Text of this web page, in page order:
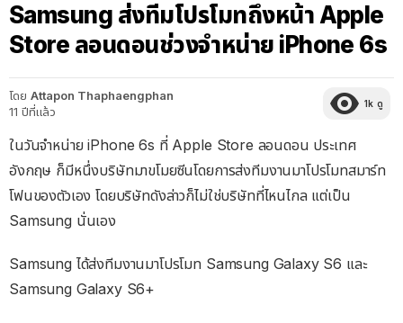
Samsung ส่งทีมโปรโมทถึงหน้า Apple
Store ลอนดอนช่วงจำหน่าย iPhone 6s
โดย Attapon Thaphaengphan
11 ปีที่แล้ว
1k ดู
ในวันจำหน่าย iPhone 6s ที่ Apple Store ลอนดอน ประเทศ
อังกฤษ ก็มีหนึ่งบริษัทมาขโมยซีนโดยการส่งทีมงานมาโปรโมทสมาร์ท
โฟนของตัวเอง โดยบริษัทดังล่าวก็ไม่ใช่บริษัทที่ไหนไกล แต่เป็น
Samsung นั่นเอง
Samsung ได้ส่งทีมงานมาโปรโมท Samsung Galaxy S6 และ
Samsung Galaxy S6+